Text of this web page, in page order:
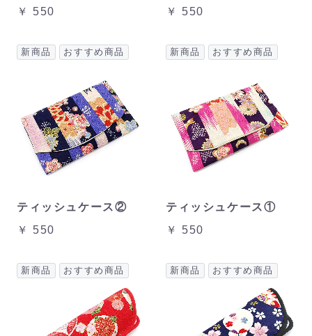
￥ 550
￥ 550
新商品 おすすめ商品
ティッシュケース②
￥ 550
新商品 おすすめ商品
ティッシュケース①
￥ 550
新商品 おすすめ商品 新商品 おすすめ商品